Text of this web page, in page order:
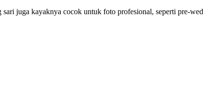
sari juga kayaknya cocok untuk foto profesional, seperti pre-wed